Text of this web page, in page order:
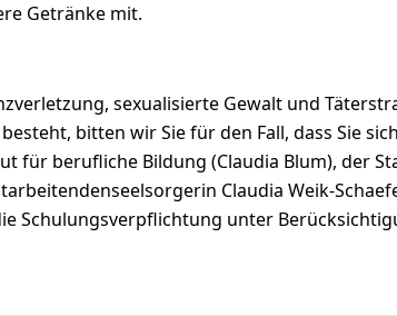
Getränke mit.
sexualisierte Gewalt und
bitten wir Sie für den Fall, dass Sie
für berufliche Bildung (Claudia Blum), der
Claudia Weik-
Schulungsverpflichtung unter